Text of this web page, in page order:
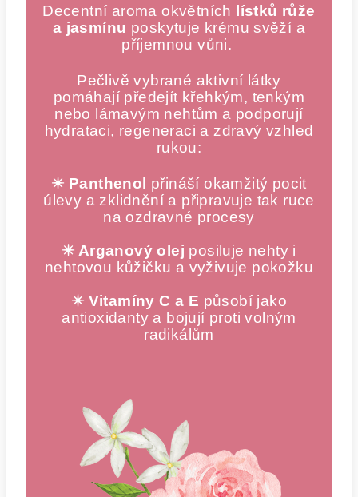
Decentní aroma okvětních
lístků růže
a jasmínu poskytuje krému svěží a
příjemnou vůni.
Pečlivě vybrané aktivní látky
pomáhají předejít křehkým, tenkým
nebo lámavým nehtům a podporují
hydrataci, regeneraci a zdravý vzhled
rukou:
✴️ Panthenol přináší okamžitý pocit
úlevy a zklidnění a připravuje tak ruce
na ozdravné procesy
✴️ Arganový olej posiluje nehty i
nehtovou kůžičku a vyživuje pokožku
✴️ Vitamíny C a E působí jako
antioxidanty a bojují proti volným
radikálům